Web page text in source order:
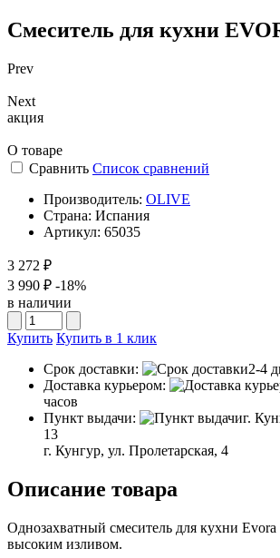
Смеситель для кухни
Prev
Next
акция
О товаре
Сравнить Список сравнений
Производитель: OLIVE
Страна: Испания
Артикул: 65035
3 272 ₽
3 990 ₽ -18%
в наличии
Купить Купить в 1 клик
Срок доставки:
2-4
Доставка курьером:
часов
Пункт выдачи:
г.
13
г. Кунгур, ул. Пролетарская, 4
Описание товара
Однозахватный смеситель для кухни
высоким изливом.